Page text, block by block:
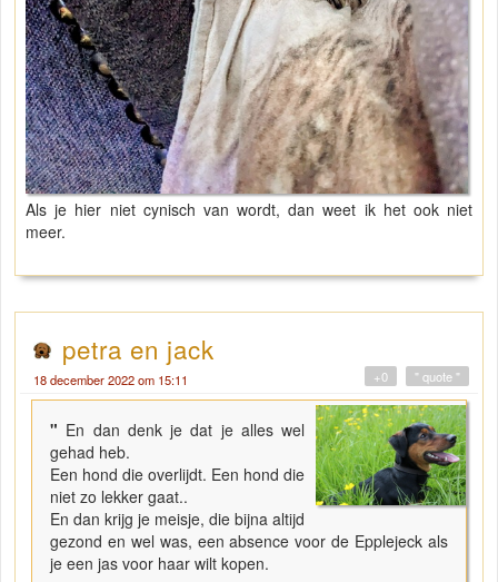
Als je hier niet cynisch van wordt, dan weet ik het ook niet
meer.
petra en jack
18 december 2022 om 15:11 " quote "
+0
" En dan denk je dat je alles wel
gehad heb.
Een hond die overlijdt. Een hond die
niet zo lekker gaat..
En dan krijg je meisje, die bijna altijd
gezond en wel was, een absence voor de Epplejeck als
je een jas voor haar wilt kopen.